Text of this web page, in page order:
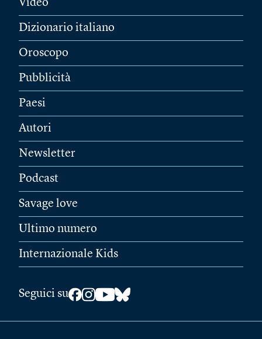
Video
Dizionario italiano
Oroscopo
Pubblicità
Paesi
Autori
Newsletter
Podcast
Savage love
Ultimo numero
Internazionale Kids
Seguici su